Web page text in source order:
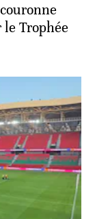
Trophée